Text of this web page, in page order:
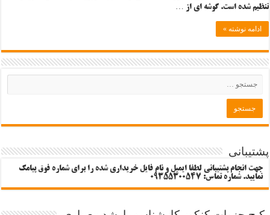
تنظیم شده است. گوشه ای از …
ادامه نوشته »
پشتیبانی
جهت انجام پشتیبانی لطفا ایمیل و نام فایل خریداری شده را برای شماره فوق پیامک
نمایید. شماره تماس: 09355300547